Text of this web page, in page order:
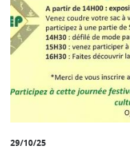
29/10/25